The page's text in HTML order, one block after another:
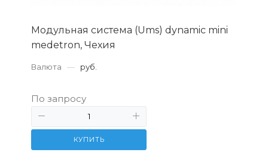
Модульная система (Ums) dynamic mini
medetron, Чехия
Валюта — руб.
По запросу
КУПИТЬ